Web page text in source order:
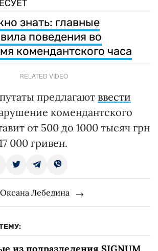
знать: главные
поведения во
комендантского часа
RELATED VIDEO
предлагают ввести
комендантского
от 500 до 1000 тысяч грн
000 гривен.
Лебедина